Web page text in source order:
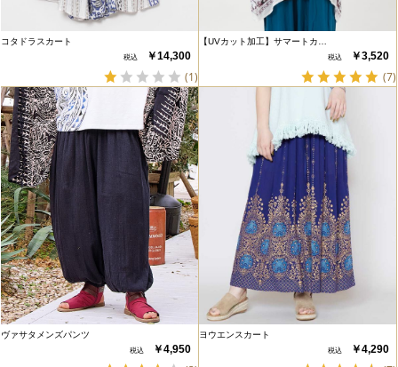
コタドラスカート
￥14,300
(1)
【UVカット加工】サマートカ…
￥3,520
(7)
ヴァサタメンズパンツ
￥4,950
ヨウエンスカート
￥4,290